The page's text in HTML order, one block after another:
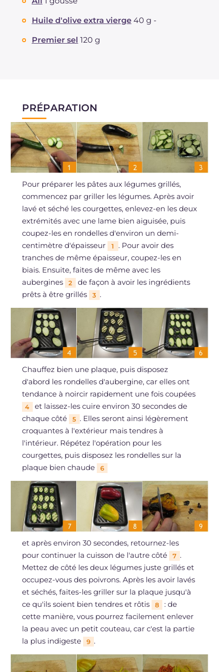
Huile d'olive extra vierge 40 g -
Premier sel 120 g
PRÉPARATION
Pour préparer les pâtes aux légumes grillés,
commencez par griller les légumes. Après avoir
lavé et séché les courgettes, enlevez-en les deux
extrémités avec une lame bien aiguisée, puis
coupez-les en rondelles d'environ un demi-
centimètre d'épaisseur
1
. Pour avoir des
tranches de même épaisseur, coupez-les en
biais. Ensuite, faites de même avec les
aubergines
2
de façon à avoir les ingrédients
prêts à être grillés
3 .
Chauffez bien une plaque, puis disposez
d'abord les rondelles d'aubergine, car elles ont
tendance à noircir rapidement une fois coupées
4
et laissez-les cuire environ 30 secondes de
chaque côté
5 . Elles seront ainsi légèrement
croquantes à l'extérieur mais tendres à
l'intérieur. Répétez l'opération pour les
courgettes, puis disposez les rondelles sur la
plaque bien chaude
6
et après environ 30 secondes, retournez-les
pour continuer la cuisson de l'autre côté
7 .
Mettez de côté les deux légumes juste grillés et
occupez-vous des poivrons. Après les avoir lavés
et séchés, faites-les griller sur la plaque jusqu'à
ce qu'ils soient bien tendres et rôtis
8
: de
cette manière, vous pourrez facilement enlever
la peau avec un petit couteau, car c'est la partie
la plus indigeste
9 .